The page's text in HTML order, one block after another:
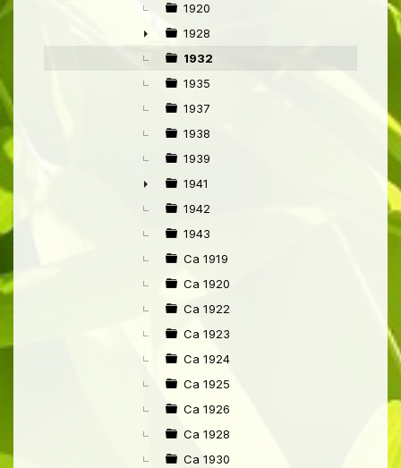
1920
►
1928
1932
1935
1937
1938
1939
►
1941
1942
1943
Ca 1919
Ca 1920
Ca 1922
Ca 1923
Ca 1924
Ca 1925
Ca 1926
Ca 1928
Ca 1930